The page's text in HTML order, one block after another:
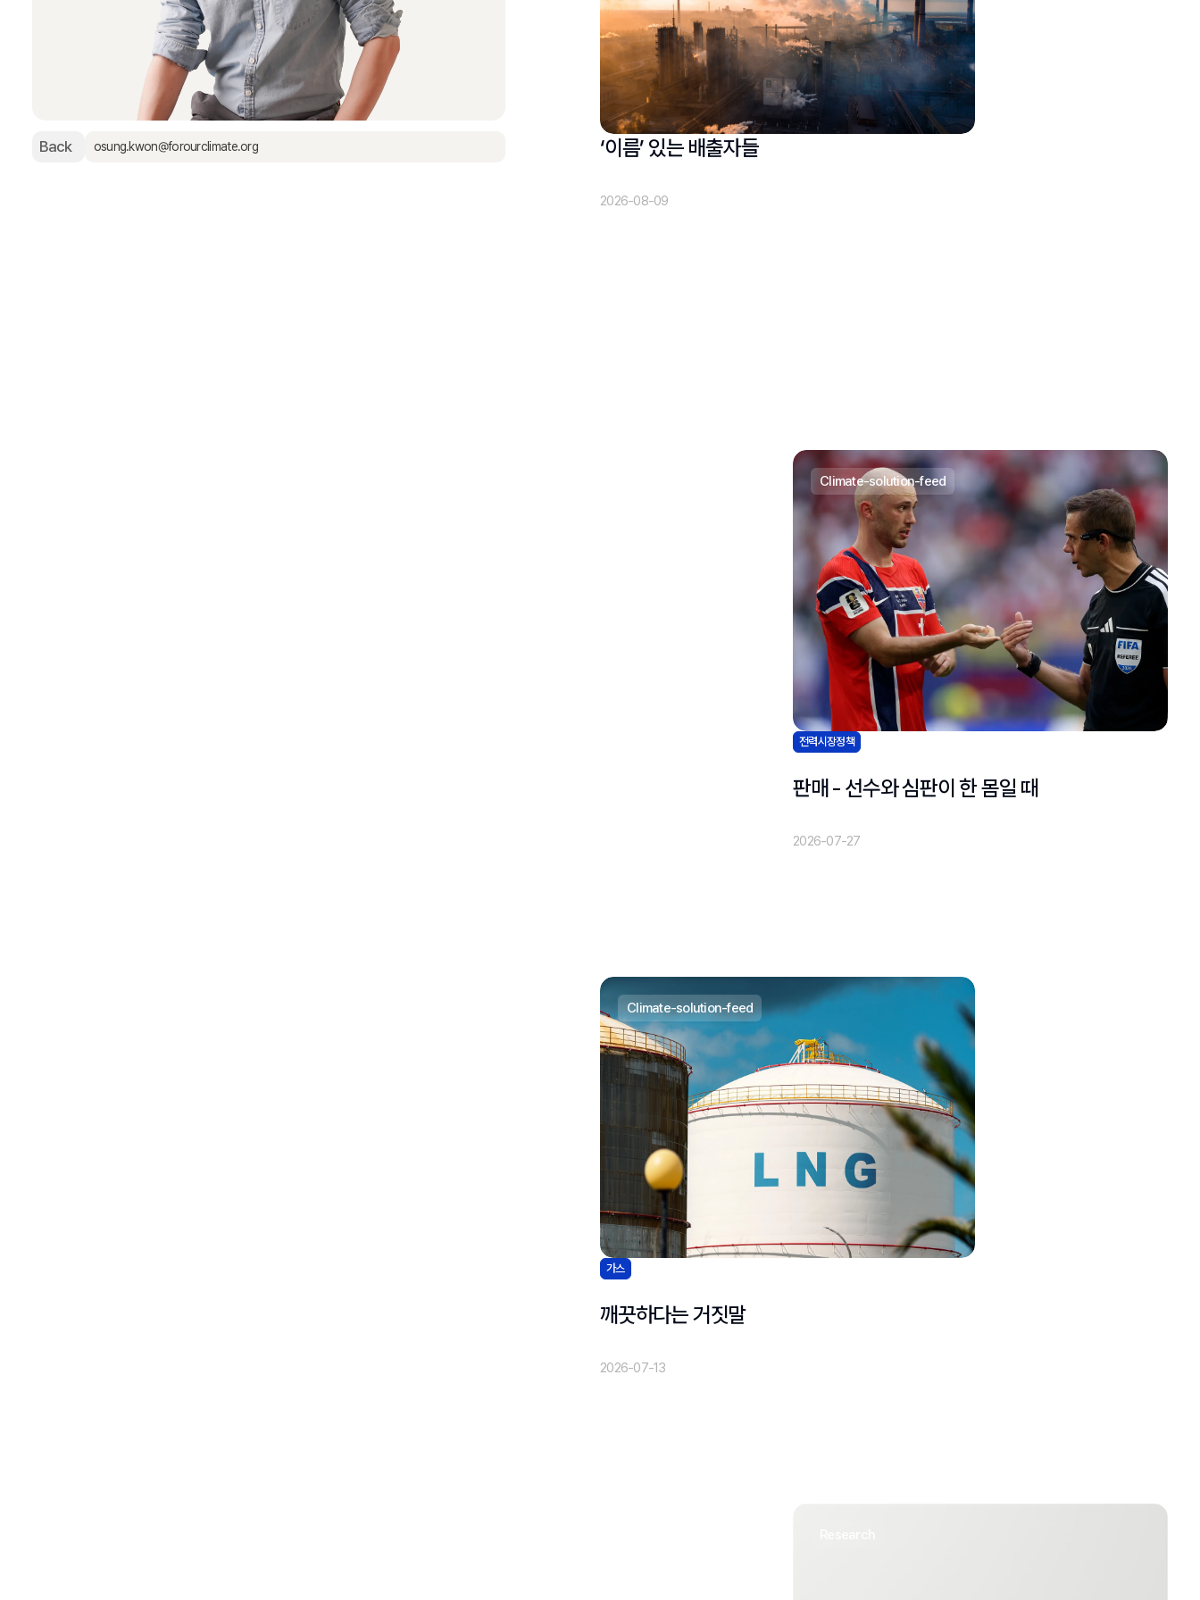
Back osung.kwon@forourclimate.org ‘이름’ 있는 배출자들
2026-08-09
climate-solution-feed
전력시장정책
판매 - 선수와 심판이 한 몸일 때
2026-07-27
climate-solution-feed
가스
깨끗하다는 거짓말
2026-07-13